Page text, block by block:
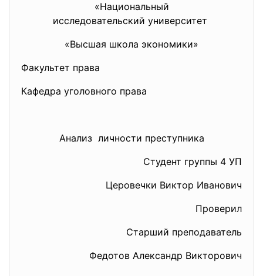
«Национальный
исследовательский университет
«Высшая школа экономики»
Факультет права
Кафедра уголовного права
Анализ личности преступника
Студент группы 4 УП
Церовечки Виктор Иванович
Проверил
Старший преподаватель
Федотов Александр Викторович